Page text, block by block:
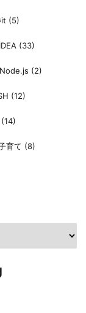
(5)
(33)
Node.js (2)
(12)
(14)
育て (8)